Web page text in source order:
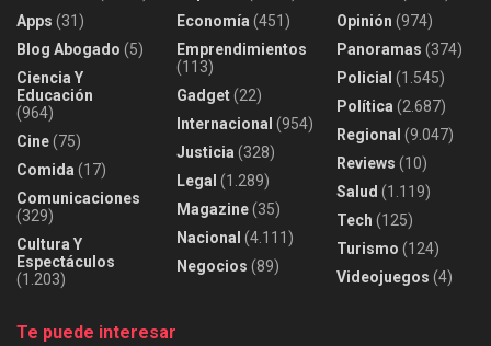
Apps (31)
Blog Abogado (5)
Ciencia Y
Educación
(964)
Cine(75)
Comida (17)
Comunicaciones
(329)
Cultura Y
Espectáculos
(1.203)
Economía (451)
Emprendimientos
(113)
Gadget(22)
Internacional (954)
Justicia (328)
Legal (1.289)
Magazine(35)
Nacional (4.111)
Negocios (89)
Opinión (974)
Panoramas (374)
Policial (1.545)
Política (2.687)
Regional (9.047)
Reviews (10)
Salud (1.119)
Tech (125)
Turismo (124)
Videojuegos (4)
Te puede interesar